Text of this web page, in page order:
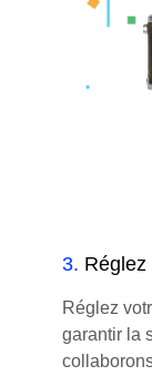
3. Réglez
Réglez
garantir la